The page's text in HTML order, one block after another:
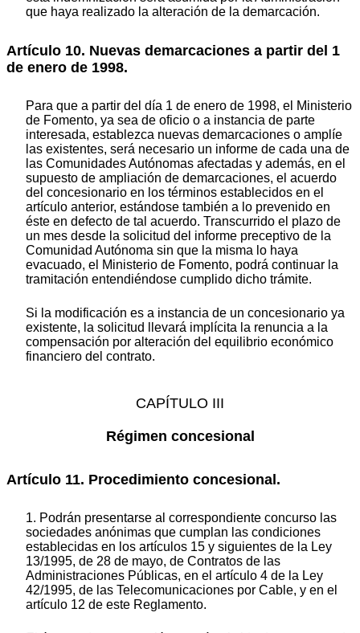
que haya realizado la alteración de la demarcación.
Artículo 10. Nuevas demarcaciones a partir del 1
de enero de 1998.
Para que a partir del día 1 de enero de 1998, el Ministerio
de Fomento, ya sea de oficio o a instancia de parte
interesada, establezca nuevas demarcaciones o amplíe
las existentes, será necesario un informe de cada una de
las Comunidades Autónomas afectadas y además, en el
supuesto de ampliación de demarcaciones, el acuerdo
del concesionario en los términos establecidos en el
artículo anterior, estándose también a lo prevenido en
éste en defecto de tal acuerdo. Transcurrido el plazo de
un mes desde la solicitud del informe preceptivo de la
Comunidad Autónoma sin que la misma lo haya
evacuado, el Ministerio de Fomento, podrá continuar la
tramitación entendiéndose cumplido dicho trámite.
Si la modificación es a instancia de un concesionario ya
existente, la solicitud llevará implícita la renuncia a la
compensación por alteración del equilibrio económico
financiero del contrato.
CAPÍTULO III
Régimen concesional
Artículo 11. Procedimiento concesional.
1. Podrán presentarse al correspondiente concurso las
sociedades anónimas que cumplan las condiciones
establecidas en los artículos 15 y siguientes de la Ley
13/1995, de 28 de mayo, de Contratos de las
Administraciones Públicas, en el artículo 4 de la Ley
42/1995, de las Telecomunicaciones por Cable, y en el
artículo 12 de este Reglamento.